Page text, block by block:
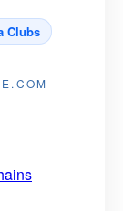
Clubs